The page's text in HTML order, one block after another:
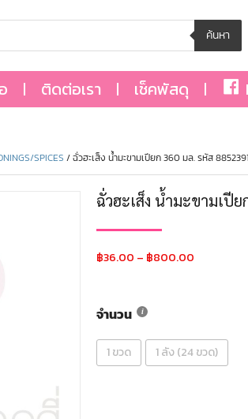
ค้นหา
ติดต่อเรา เช็คพัสดุ
SPICES / ฉั่วฮะเส็ง น้ำมะขามเปียก 360 มล. รหัส
ฉั่วฮะเส็ง น้ำมะขามเปี
฿36.00 – ฿800.00
จำนวน
1 ขวด 1 ลัง (24 ขวด)